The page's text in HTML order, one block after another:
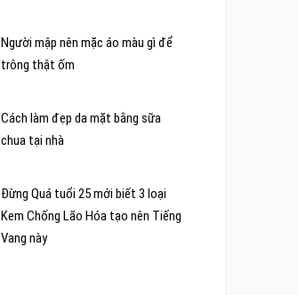
Người mập nên mặc áo màu gì để
trông thật ốm
Cách làm đẹp da mặt bằng sữa
chua tại nhà
Đừng Quá tuổi 25 mới biết 3 loại
Kem Chống Lão Hóa tạo nên Tiếng
Vang này